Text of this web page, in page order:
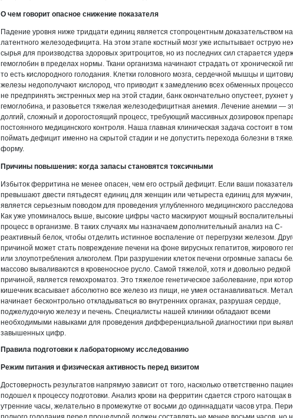
О чем говорит опасное снижение показателя
Падение уровня ниже тридцати единиц является стопроцентным доказательством
латентного железодефицита. На этом этапе костный мозг уже испытывает острую
сырья для производства здоровых эритроцитов, но из последних сил старается
гемоглобин в пределах нормы. Ткани организма начинают страдать от хронической
то есть кислородного голодания. Клетки головного мозга, сердечной мышцы и
железы недополучают кислород, что приводит к замедлению всех обменных
не предпринять экстренных мер на этой стадии, банк окончательно опустеет, рухнет
гемоглобина, и разовьется тяжелая железодефицитная анемия. Лечение анемии —
долгий, сложный и дорогостоящий процесс, требующий массивных дозировок
постоянного медицинского контроля. Наша главная клиническая задача состоит в
поймать дефицит именно на скрытой стадии и не допустить перехода болезни в
форму.
Причины повышения: когда запасы становятся токсичными
Избыток ферритина не менее опасен, чем его острый дефицит. Если ваши
превышают двести пятьдесят единиц для женщин или четыреста единиц для мужчин,
является серьезным поводом для проведения углубленного медицинского
Как уже упоминалось выше, высокие цифры часто маскируют мощный
процесс в организме. В таких случаях мы назначаем дополнительный анализ на С-
реактивный белок, чтобы отделить истинное воспаление от перегрузки железом.
причиной может стать повреждение печени на фоне вирусных гепатитов, жирового
или злоупотребления алкоголем. При разрушении клеток печени огромные запасы
массово вываливаются в кровеносное русло. Самой тяжелой, хотя и довольно редкой
причиной, является гемохроматоз. Это тяжелое генетическое заболевание, при
кишечник всасывает абсолютно все железо из пищи, не умея останавливаться.
начинает бесконтрольно откладываться во внутренних органах, разрушая сердце,
поджелудочную железу и печень. Специалисты нашей клиники обладают всеми
необходимыми навыками для проведения дифференциальной диагностики при
завышенных цифр.
Правила подготовки к лабораторному исследованию
Режим питания и физическая активность перед визитом
Достоверность результатов напрямую зависит от того, насколько ответственно
подошел к процессу подготовки. Анализ крови на ферритин сдается строго натощак в
утренние часы, желательно в промежутке от восьми до одиннадцати часов утра.